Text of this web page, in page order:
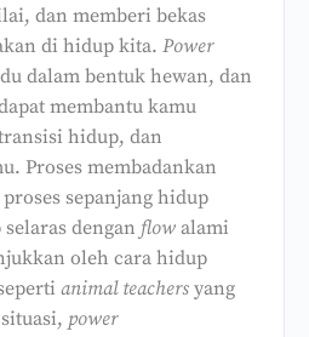
dan memberi bekas
di hidup kita. Power
dalam bentuk hewan, dan
membantu kamu
hidup, dan
Proses membadankan
sepanjang hidup
dengan flow alami
oleh cara hidup
animal teachers yang
power